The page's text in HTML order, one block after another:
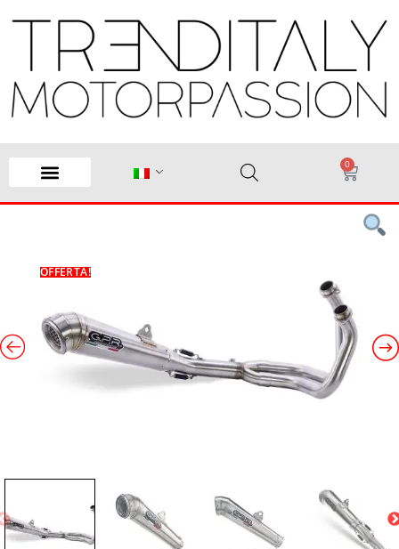
0
OFFERTA!